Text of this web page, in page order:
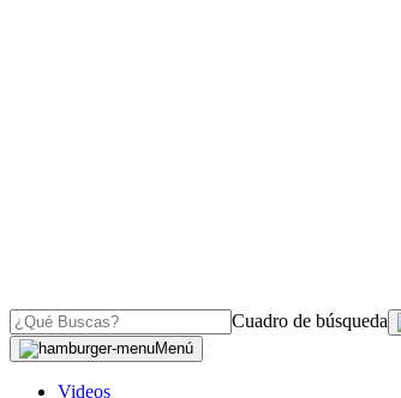
Cuadro de búsqueda
Menú
Videos